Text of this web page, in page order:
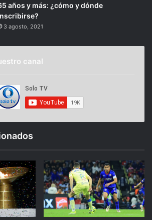
años y más: ¿cómo y dónde
3 agosto, 2021
canal